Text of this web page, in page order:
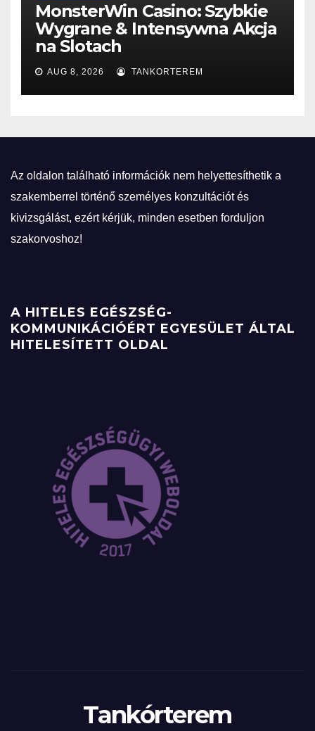
MonsterWin Casino: Szybkie
Wygrane & Intensywna Akcja
na Slotach
AUG 8, 2026 TANKORTEREM
Az oldalon található információk nem helyettesíthetik a
szakemberrel történő személyes konzultációt és
kivizsgálást, ezért kérjük, minden esetben forduljon
szakorvoshoz!
A HITELES EGÉSZSÉG-
KOMMUNIKÁCIÓÉRT EGYESÜLET ÁLTAL
HITELESÍTETT OLDAL
Tankórterem